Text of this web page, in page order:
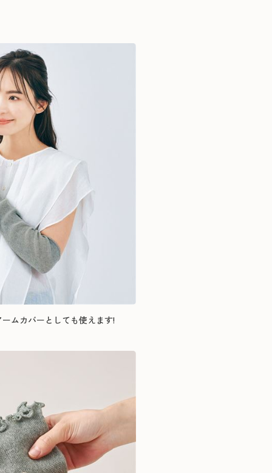
ムカバーとしても使えます!